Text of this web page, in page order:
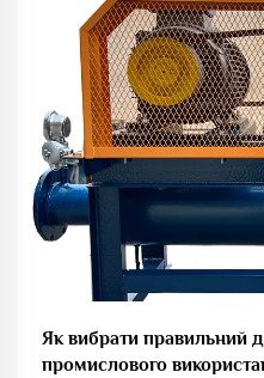
Як вибрати правильний
промислового